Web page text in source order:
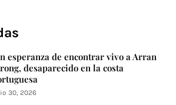
esperanza de encontrar vivo a Arran
desaparecido en la costa
30, 2026